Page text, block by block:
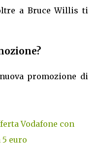
a Bruce Willis ti
promozione di
Vodafone con
5 euro